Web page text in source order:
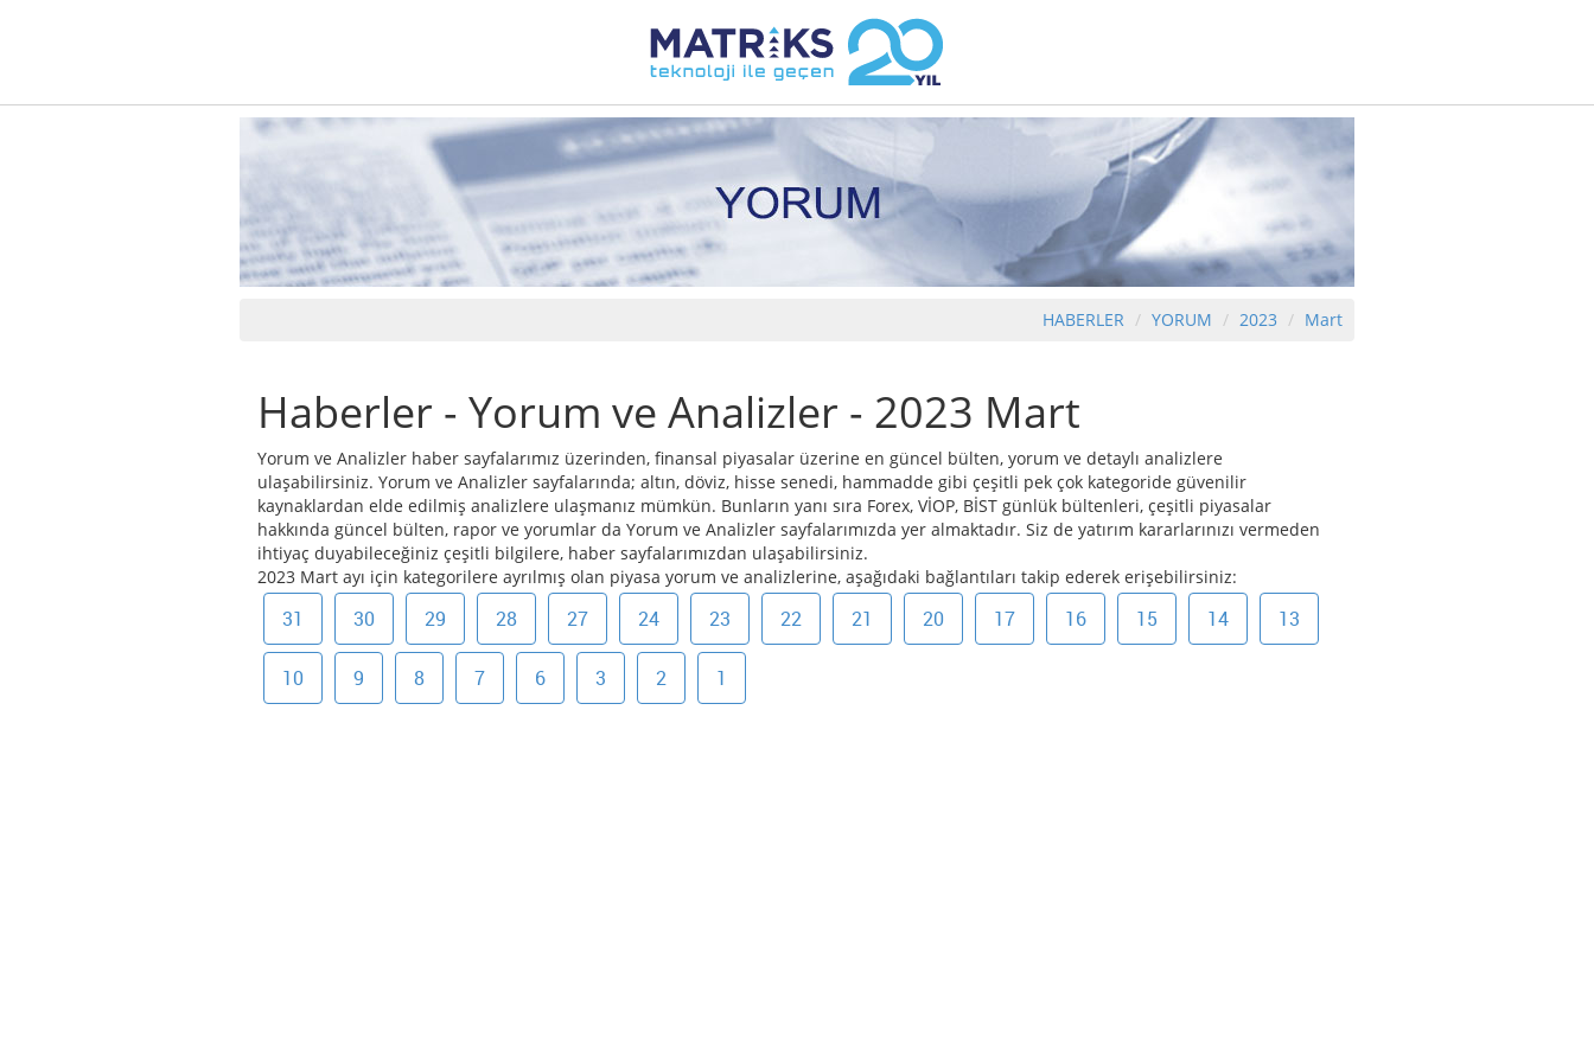
HABERLER YORUM 2023 Mart
Haberler - Yorum ve Analizler - 2023 Mart
Yorum ve Analizler haber sayfalarımız üzerinden, finansal piyasalar üzerine en güncel bülten, yorum ve detaylı analizlere
ulaşabilirsiniz. Yorum ve Analizler sayfalarında; altın, döviz, hisse senedi, hammadde gibi çeşitli pek çok kategoride güvenilir
kaynaklardan elde edilmiş analizlere ulaşmanız mümkün. Bunların yanı sıra Forex, VİOP, BİST günlük bültenleri, çeşitli piyasalar
hakkında güncel bülten, rapor ve yorumlar da Yorum ve Analizler sayfalarımızda yer almaktadır. Siz de yatırım kararlarınızı vermeden
ihtiyaç duyabileceğiniz çeşitli bilgilere, haber sayfalarımızdan ulaşabilirsiniz.
2023 Mart ayı için kategorilere ayrılmış olan piyasa yorum ve analizlerine, aşağıdaki bağlantıları takip ederek erişebilirsiniz:
31 30 29 28 27 24 23 22 21 20 17 16 15 14 13
10 9 8 7 6 3 2 1